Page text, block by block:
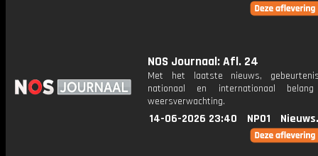
NOS Journaal: Afl. 24
Met het laatste nieuws,
nationaal en internationaal
weersverwachting.
14-06-2026 23:40 NPO1